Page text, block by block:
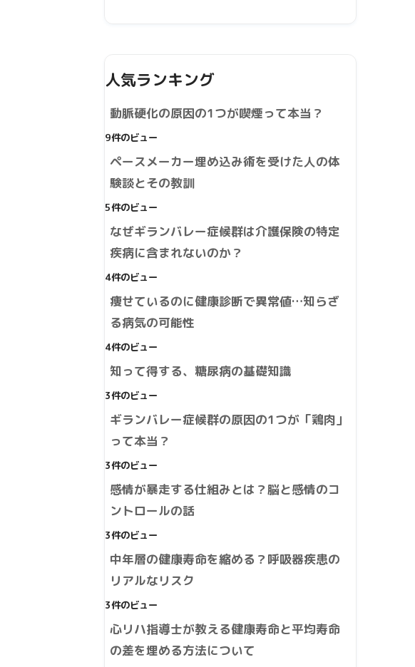
人気ランキング
動脈硬化の原因の1つが喫煙って本当？
9件のビュー
ペースメーカー埋め込み術を受けた人の体
験談とその教訓
5件のビュー
なぜギランバレー症候群は介護保険の特定
疾病に含まれないのか？
4件のビュー
痩せているのに健康診断で異常値…知らざ
る病気の可能性
4件のビュー
知って得する、糖尿病の基礎知識
3件のビュー
ギランバレー症候群の原因の1つが「鶏肉」
って本当？
3件のビュー
感情が暴走する仕組みとは？脳と感情のコ
ントロールの話
3件のビュー
中年層の健康寿命を縮める？呼吸器疾患の
リアルなリスク
3件のビュー
心リハ指導士が教える健康寿命と平均寿命
の差を埋める方法について